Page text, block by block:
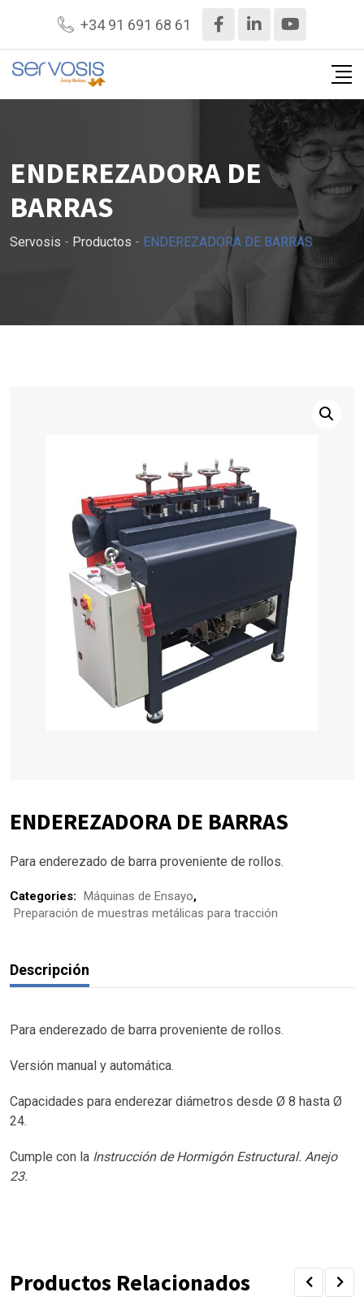
contenido
+34 91 691 68 61
ENDEREZADORA DE
BARRAS
Servosis - Productos - ENDEREZADORA DE BARRAS
ENDEREZADORA DE BARRAS
Para enderezado de barra proveniente de rollos.
Categories: Máquinas de Ensayo,
Preparación de muestras metálicas para tracción
Descripción
Para enderezado de barra proveniente de rollos.
Versión manual y automática.
Capacidades para enderezar diámetros desde Ø 8 hasta Ø
24.
Cumple con la Instrucción de Hormigón Estructural. Anejo
23.
Productos Relacionados